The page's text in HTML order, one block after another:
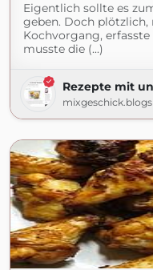
Eigentlich sollte es
geben. Doch
Kochvorgang,
musste die (...)
Rezepte mit